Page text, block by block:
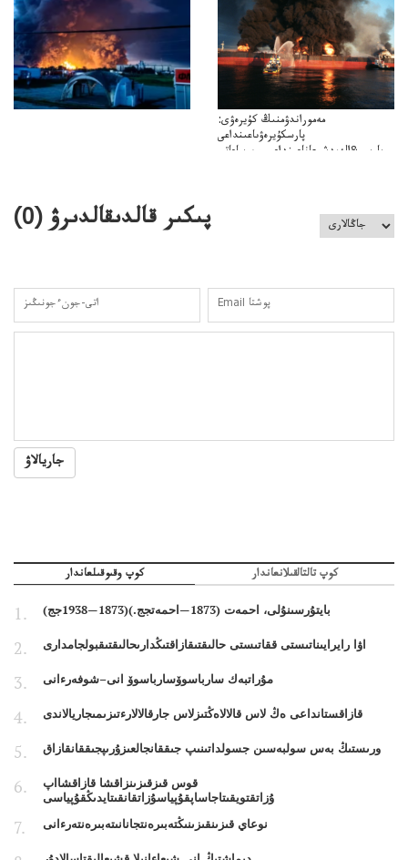
مەموراندۋمنىڭ كۇيرەۋى:
پارسكۇيرەۋىاعىنداعى
پارسى&الەمدشىعاناعىنداعىسىن ساعاتى
پىكىر قالدىقالدىرۋ (0
)
جاريالاۋ
كوپ وقىوقىلعاندار كوپ تالتالقىلانعاندار
بايتۇرسىنۇلى، احمەت (1873—احمەتجج.)(1873—1938جج)
اۋا رايرايىناتىستى ققاتىستى حالىقتىقازاقتىڭدارىحالىقتىقبولجامدارى
مۇراتبەك سارباسوۆسارباسوۆ انى–شوفەرءانى
قازاقستانداعى ەڭ لاس قالالاەڭتىزلاس جارقالالارءتىزىمىجاريالاندى
ورىستىڭ بەس سولبەسىن جسولداتىنىپ جىققانجالعىزۇرىپجىققانقازاق
قوس قىزقىزىنزاقشا قازاقشااپ
ۇزاتقتويقىتاجاساپقۇپياسۇزاتقانقىتايدىڭقۇپياسى
نوعاي قىزىنقىزىنىڭتەبىرەنتجانانىتەبىرەنتەرءانى